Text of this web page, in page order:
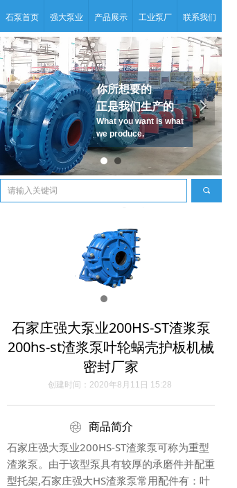
你所想要的
正是我们生产的
What you want is what
we produce.
넳 넲
石泵首页 强大泵业 产品展示 工业泵厂 联系我们
끠
石家庄强大泵业200HS-ST渣浆泵
200hs-st渣浆泵叶轮蜗壳护板机械
密封厂家
商品简介
创建时间： 2020年8月11日 15:28
石家庄强大泵业200HS-ST渣浆泵可称为重型
渣浆泵。由于该型泵具有较厚的承磨件并配重
型托架,石家庄强大HS渣浆泵常用配件有：叶
ꁵ